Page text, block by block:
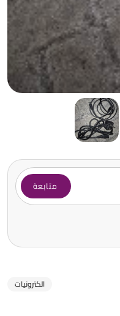
الكترونيات
متابعة